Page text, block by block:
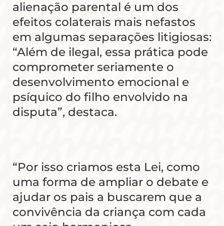
alienação parental é um dos
efeitos colaterais mais nefastos
em algumas separações litigiosas:
“Além de ilegal, essa prática pode
comprometer seriamente o
desenvolvimento emocional e
psíquico do filho envolvido na
disputa”, destaca.
“Por isso criamos esta Lei, como
uma forma de ampliar o debate e
ajudar os pais a buscarem que a
convivência da criança com cada